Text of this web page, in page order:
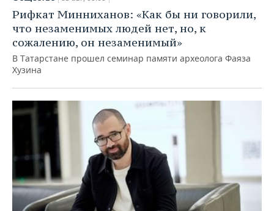
Рифкат Минниханов: «Как бы ни говорили,
что незаменимых людей нет, но, к
сожалению, он незаменимый»
В Татарстане прошел семинар памяти археолога Фаяза
Хузина